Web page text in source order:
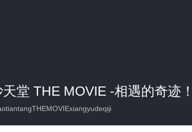
堂 THE MOVIE -相遇的奇迹！